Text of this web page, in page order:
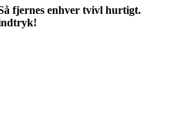
fjernes enhver tvivl hurtigt.